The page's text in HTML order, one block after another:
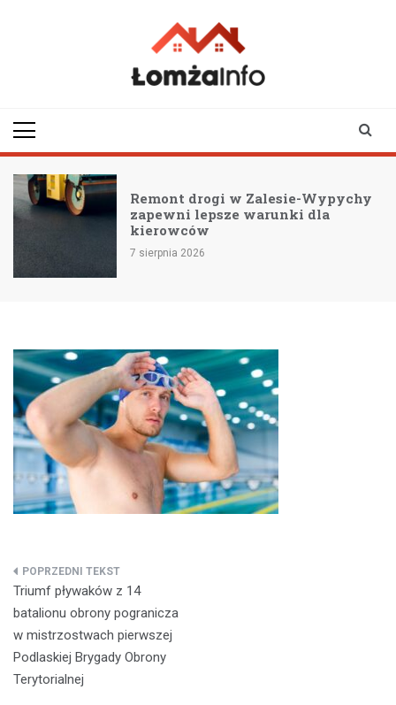
Remont drogi w Zalesie-Wypychy
zapewni lepsze warunki dla
kierowców
7 sierpnia 2026
Nawigacja
wpisu
Triumf pływaków z 14
batalionu obrony pogranicza
w mistrzostwach pierwszej
Podlaskiej Brygady Obrony
Terytorialnej